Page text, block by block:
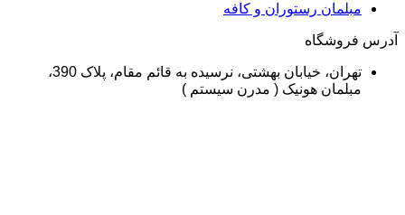
رستوران و کافه
تهران، خیابان بهشتی، نرسیده به قائم مقام، پلاک 390،
هونیک ( مدرن سیستم )